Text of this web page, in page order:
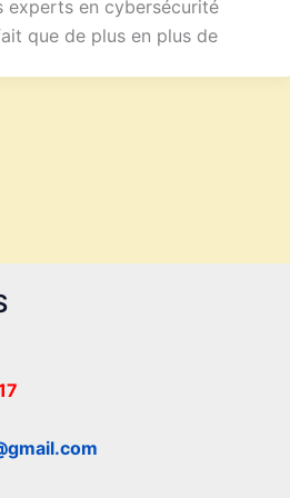
experts en cybersécurité
que de plus en plus de